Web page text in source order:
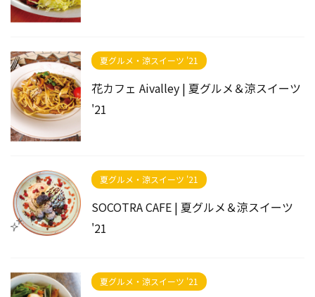
夏グルメ・涼スイーツ '21
花カフェ Aivalley | 夏グルメ＆涼スイーツ
'21
夏グルメ・涼スイーツ '21
SOCOTRA CAFE | 夏グルメ＆涼スイーツ
'21
夏グルメ・涼スイーツ '21